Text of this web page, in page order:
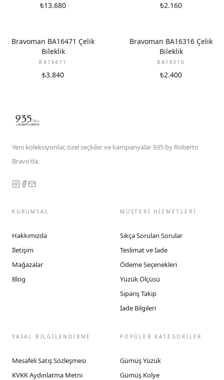
₺13.680 ₺2.160
Bravoman BA16471 Çelik
Bileklik
BA16471
₺3.840
Bravoman BA16316 Çelik
Bileklik
BA16316
₺2.400
Yeni koleksiyonlar, özel seçkiler ve kampanyalar 935 by Roberto
Bravo'da.
KURUMSAL
Hakkımızda
İletişim
Mağazalar
Blog
MÜŞTERİ HİZMETLERİ
Sıkça Sorulan Sorular
Teslimat ve İade
Ödeme Seçenekleri
Yüzük Ölçüsü
Sipariş Takip
İade Bilgileri
YASAL BİLGİLENDİRME
Mesafeli Satış Sözleşmesi
KVKK Aydınlatma Metni
POPÜLER KATEGORİLER
Gümüş Yüzük
Gümüş Kolye